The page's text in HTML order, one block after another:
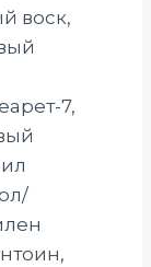
воск,
7,